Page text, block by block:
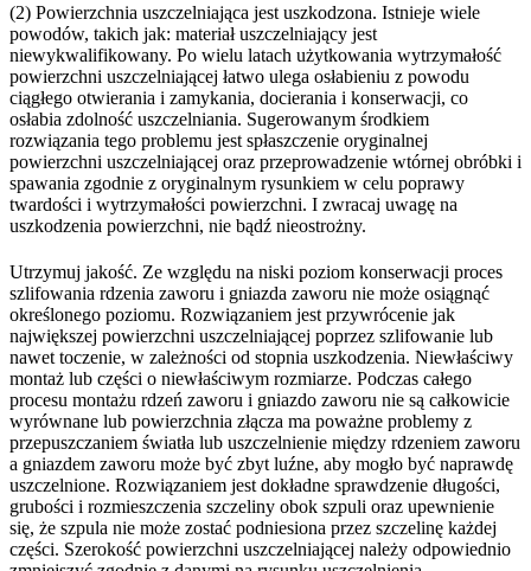
(2) Powierzchnia uszczelniająca jest uszkodzona. Istnieje wiele
powodów, takich jak: materiał uszczelniający jest
niewykwalifikowany. Po wielu latach użytkowania wytrzymałość
powierzchni uszczelniającej łatwo ulega osłabieniu z powodu
ciągłego otwierania i zamykania, docierania i konserwacji, co
osłabia zdolność uszczelniania. Sugerowanym środkiem
rozwiązania tego problemu jest spłaszczenie oryginalnej
powierzchni uszczelniającej oraz przeprowadzenie wtórnej obróbki i
spawania zgodnie z oryginalnym rysunkiem w celu poprawy
twardości i wytrzymałości powierzchni. I zwracaj uwagę na
uszkodzenia powierzchni, nie bądź nieostrożny.
Utrzymuj jakość. Ze względu na niski poziom konserwacji proces
szlifowania rdzenia zaworu i gniazda zaworu nie może osiągnąć
określonego poziomu. Rozwiązaniem jest przywrócenie jak
największej powierzchni uszczelniającej poprzez szlifowanie lub
nawet toczenie, w zależności od stopnia uszkodzenia. Niewłaściwy
montaż lub części o niewłaściwym rozmiarze. Podczas całego
procesu montażu rdzeń zaworu i gniazdo zaworu nie są całkowicie
wyrównane lub powierzchnia złącza ma poważne problemy z
przepuszczaniem światła lub uszczelnienie między rdzeniem zaworu
a gniazdem zaworu może być zbyt luźne, aby mogło być naprawdę
uszczelnione. Rozwiązaniem jest dokładne sprawdzenie długości,
grubości i rozmieszczenia szczeliny obok szpuli oraz upewnienie
się, że szpula nie może zostać podniesiona przez szczelinę każdej
części. Szerokość powierzchni uszczelniającej należy odpowiednio